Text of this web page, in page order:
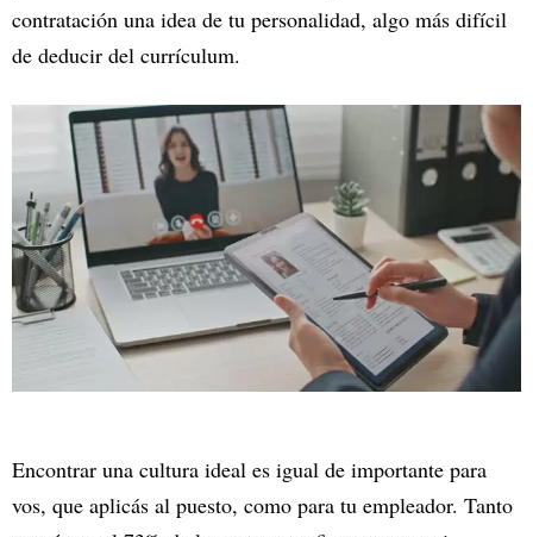
contratación una idea de tu personalidad, algo más difícil
de deducir del currículum.
Encontrar una cultura ideal es igual de importante para
vos, que aplicás al puesto, como para tu empleador. Tanto